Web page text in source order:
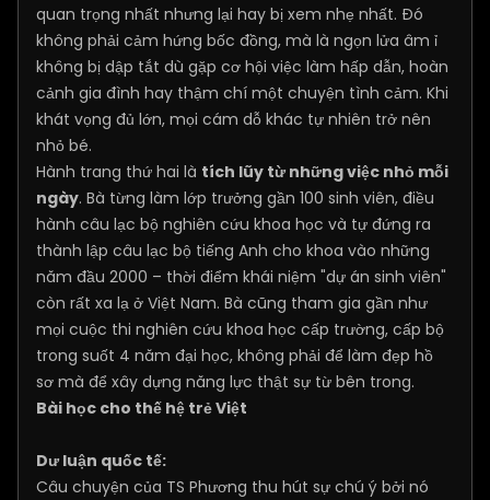
quan trọng nhất nhưng lại hay bị xem nhẹ nhất. Đó
không phải cảm hứng bốc đồng, mà là ngọn lửa âm ỉ
không bị dập tắt dù gặp cơ hội việc làm hấp dẫn, hoàn
cảnh gia đình hay thậm chí một chuyện tình cảm. Khi
khát vọng đủ lớn, mọi cám dỗ khác tự nhiên trở nên
nhỏ bé.
Hành trang thứ hai là tích lũy từ những việc nhỏ mỗi
ngày. Bà từng làm lớp trưởng gần 100 sinh viên, điều
hành câu lạc bộ nghiên cứu khoa học và tự đứng ra
thành lập câu lạc bộ tiếng Anh cho khoa vào những
năm đầu 2000 – thời điểm khái niệm "dự án sinh viên"
còn rất xa lạ ở Việt Nam. Bà cũng tham gia gần như
mọi cuộc thi nghiên cứu khoa học cấp trường, cấp bộ
trong suốt 4 năm đại học, không phải để làm đẹp hồ
sơ mà để xây dựng năng lực thật sự từ bên trong.
Bài học cho thế hệ trẻ Việt
Dư luận quốc tế:
Câu chuyện của TS Phương thu hút sự chú ý bởi nó